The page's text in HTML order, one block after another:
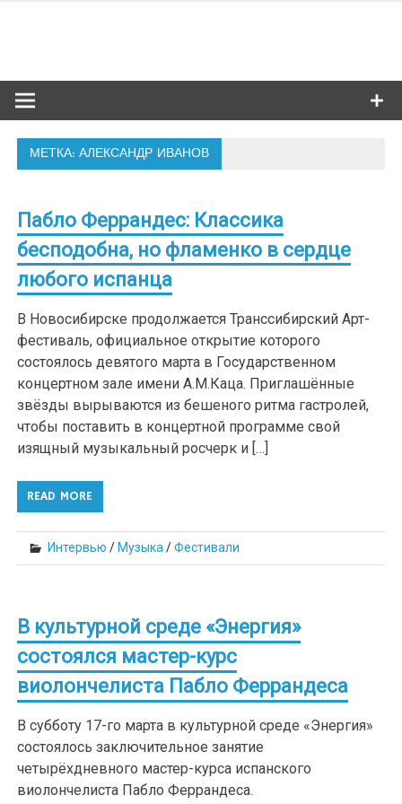
МЕТКА: АЛЕКСАНДР ИВАНОВ
Пабло Феррандес: Классика
бесподобна, но фламенко в сердце
любого испанца
В Новосибирске продолжается Транссибирский Арт-
фестиваль, официальное открытие которого
состоялось девятого марта в Государственном
концертном зале имени А.М.Каца. Приглашённые
звёзды вырываются из бешеного ритма гастролей,
чтобы поставить в концертной программе свой
изящный музыкальный росчерк и […]
READ MORE
Интервью /Музыка /Фестивали
В культурной среде «Энергия»
состоялся мастер-курс
виолончелиста Пабло Феррандеса
В субботу 17-го марта в культурной среде «Энергия»
состоялось заключительное занятие
четырёхдневного мастер-курса испанского
виолончелиста Пабло Феррандеса.